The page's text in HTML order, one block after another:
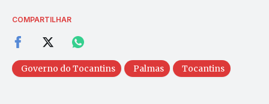
COMPARTILHAR
Governo do Tocantins Palmas Tocantins